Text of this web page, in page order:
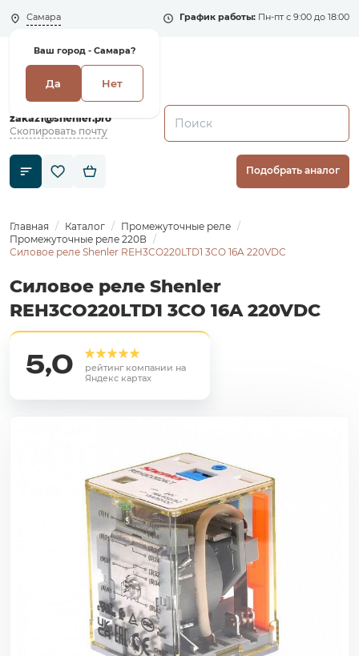
Самара
Ваш город - Самара?
Да Нет
График работы: Пн-пт с 9:00 до 18:00
+7 (495) 135-135-5
zakaz1@shenler.pro
Скопировать почту
Подобрать аналог
Главная Каталог
Промежуточные реле
Промежуточные реле 220В
Силовое реле Shenler REH3CO220LTD1 3CO 16A 220VDC
Силовое реле Shenler
REH3CO220LTD1 3CO 16A 220VDC
5,0
рейтинг компании на
Яндекс картах